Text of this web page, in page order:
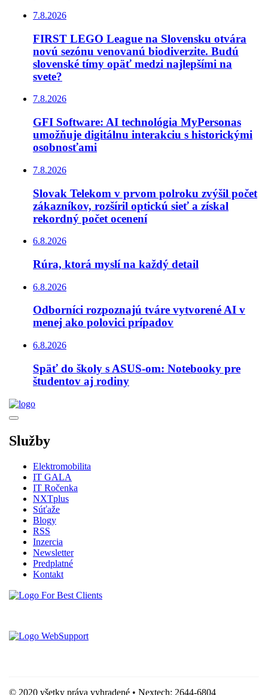
7.8.2026
FIRST LEGO League na Slovensku otvára
novú sezónu venovanú biodiverzite. Budú
slovenské tímy opäť medzi najlepšími na
svete?
7.8.2026
GFI Software: AI technológia MyPersonas
umožňuje digitálnu interakciu s historickými
osobnosťami
7.8.2026
Slovak Telekom v prvom polroku zvýšil počet
zákazníkov, rozšíril optickú sieť a získal
rekordný počet ocenení
6.8.2026
Rúra, ktorá myslí na každý detail
6.8.2026
Odborníci rozpoznajú tváre vytvorené AI v
menej ako polovici prípadov
6.8.2026
Späť do školy s ASUS-om: Notebooky pre
študentov aj rodiny
Služby
Elektromobilita
IT GALA
IT Ročenka
NXTplus
Súťaže
Blogy
RSS
Inzercia
Newsletter
Predplatné
Kontakt
© 2020 všetky práva vyhradené • Nextech: 2644-6804